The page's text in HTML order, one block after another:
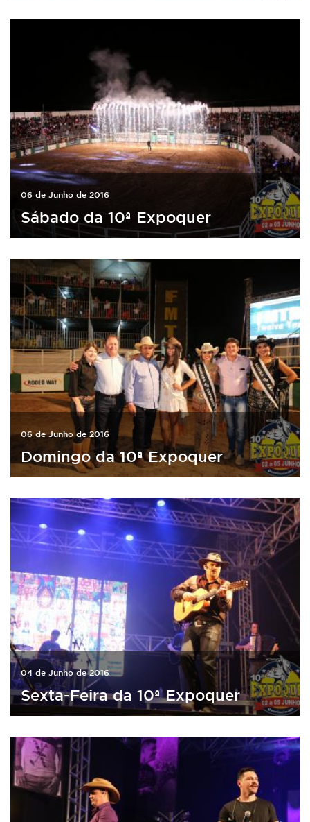
06 de Junho de 2016
Sábado da 10ª Expoquer
06 de Junho de 2016
Domingo da 10ª Expoquer
04 de Junho de 2016
Sexta-Feira da 10ª Expoquer